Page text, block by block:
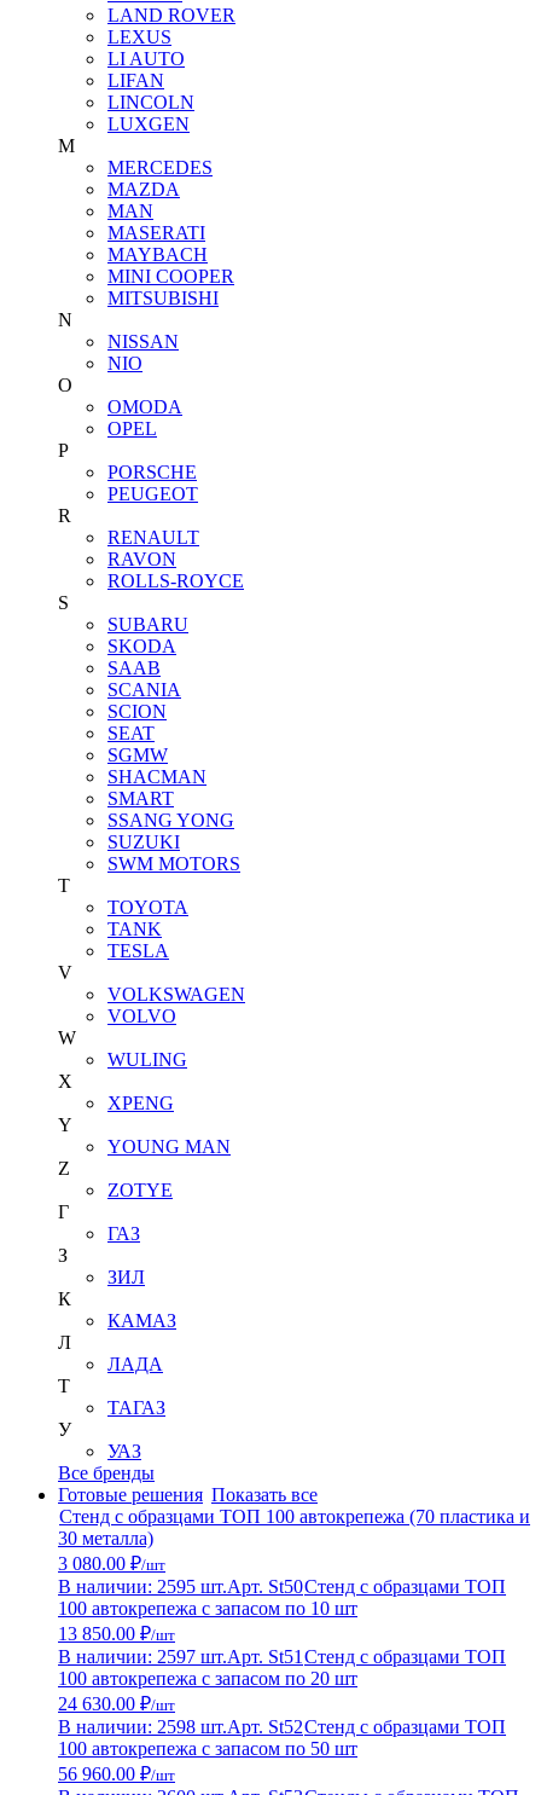
LAND ROVER
LEXUS
LI AUTO
LIFAN
LINCOLN
LUXGEN
M
MERCEDES
MAZDA
MAN
MASERATI
MAYBACH
MINI COOPER
MITSUBISHI
N
NISSAN
NIO
O
OMODA
OPEL
P
PORSCHE
PEUGEOT
R
RENAULT
RAVON
ROLLS-ROYCE
S
SUBARU
SKODA
SAAB
SCANIA
SCION
SEAT
SGMW
SHACMAN
SMART
SSANG YONG
SUZUKI
SWM MOTORS
T
TOYOTA
TANK
TESLA
V
VOLKSWAGEN
VOLVO
W
WULING
X
XPENG
Y
YOUNG MAN
Z
ZOTYE
Г
ГАЗ
З
ЗИЛ
К
КАМАЗ
Л
ЛАДА
Т
ТАГАЗ
У
УАЗ
Все бренды
Готовые решения Показать все
Стенд с образцами ТОП 100 автокрепежа (70 пластика и
30 металла)
3 080.00 ₽/шт
В наличии: 2595 шт.Арт. St50Стенд с образцами ТОП
100 автокрепежа с запасом по 10 шт
13 850.00 ₽/шт
В наличии: 2597 шт.Арт. St51 Стенд с образцами ТОП
100 автокрепежа с запасом по 20 шт
24 630.00 ₽/шт
В наличии: 2598 шт.Арт. St52Стенд с образцами ТОП
100 автокрепежа с запасом по 50 шт
56 960.00 ₽/шт